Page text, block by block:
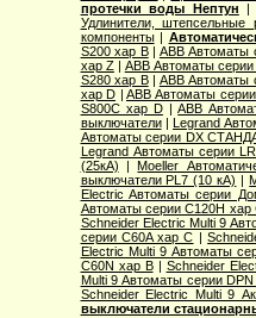
протечки воды Нептун
Удлинители, штепсельные
компоненты|
S200 хар B| ABB Автоматы
хар Z| ABB Автоматы
S280 хар B| ABB Автоматы
хар D | ABB Автоматы
S800C хар D|ABB
выключатели| Legrand
Автоматы серии DX
Legrand Автоматы серии
(25кА) |Moeller
выключатели PL7 (10 кА) |
Electric Aвтоматы серии
Автоматы серии C120H хар
Schneider Electric Multi 9
серии C60A хар C |
Electric Multi 9 Автоматы
C60N хар B| Schneider
Multi 9 Автоматы серии
Schneider Electric Multi 9
выключатели